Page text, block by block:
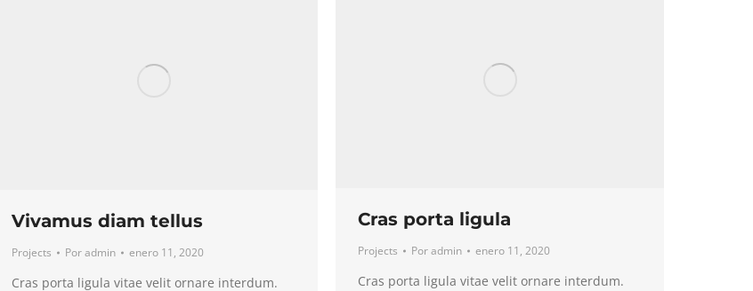
Vivamus diam tellus
Projects Poradmin enero 11, 2020
Cras porta ligula vitae velit ornare interdum.
Cras porta ligula
Projects Poradmin enero 11, 2020
Cras porta ligula vitae velit ornare interdum.